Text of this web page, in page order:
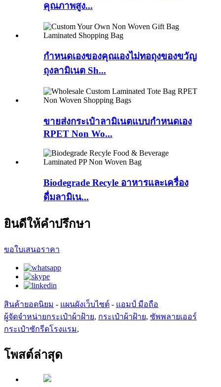
คุณภาพสูง...
กำหนดเองของคุณเองไม่ทอถุงของขวัญ
ถุงลามิเนต Sh...
ขายส่งกระเป๋าลามิเนตแบบกำหนดเอง
RPET Non Wo...
Biodegrade Recyle อาหารและเครื่อง
ดื่มลามิเน...
ยินดีให้คำปรึกษา
ขอใบเสนอราคา
สินค้ายอดนิยม - แผนผังเว็บไซต์ - แอมป์ มือถือ
ผู้จัดจำหน่ายกระเป๋าผ้าฝ้าย, กระเป๋าผ้าฝ้าย, ซัพพลายเออร์
กระเป๋าซักรีดโรงแรม,
โพสต์ล่าสุด